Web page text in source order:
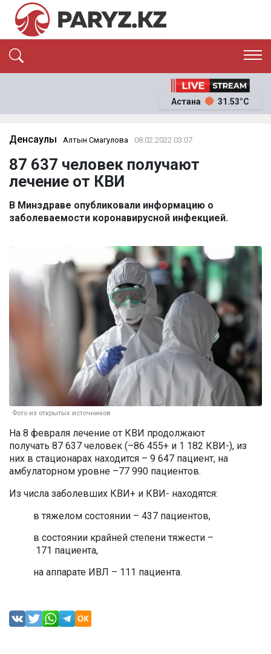
ЭКОНОМИКА
ОҚИҒА
News
Астана 31.53°C
Денсаулық Алтын Смагулова 08.02.2022 03:07
87 637 человек получают
лечение от КВИ
В Минздраве опубликовали информацию о
заболеваемости коронавирусной инфекцией.
Фото из открытых источников
На 8 февраля лечение от КВИ продолжают
получать 87 637 человек (–86 455+ и 1 182 КВИ-), из
них в стационарах находится – 9 647 пациент, на
амбулаторном уровне –77 990 пациентов.
Из числа заболевших КВИ+ и КВИ- находятся:
в тяжелом состоянии – 437 пациентов,
в состоянии крайней степени тяжести –
171 пациентa,
на аппарате ИВЛ – 111 пациентa.